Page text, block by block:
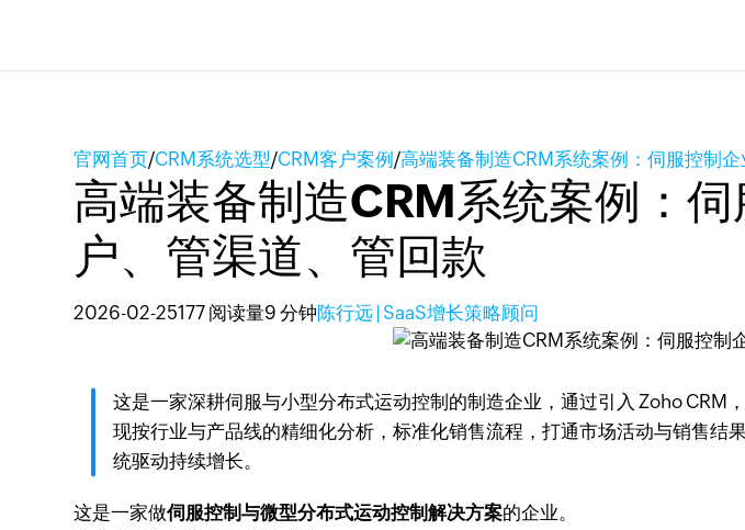
官网首页/CRM系统选型/CRM客户案例/高端装备制造CRM系统案例：伺服控制
高端装备制造CRM系统案例：
户、管渠道、管回款
2026-02-25177 阅读量9 分钟陈行远 | SaaS增长策略顾问
这是一家深耕伺服与小型分布式运动控制的制造企业，通过引入 Zoho
现按行业与产品线的精细化分析，标准化销售流程，打通市场活动与销售结
统驱动持续增长。
这是一家做伺服控制与微型分布式运动控制解决方案的企业。